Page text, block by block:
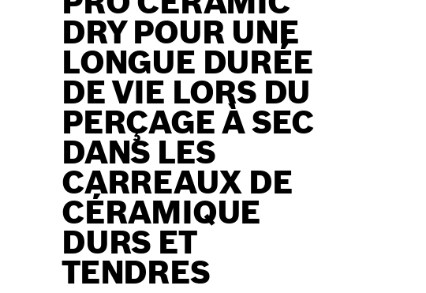
DRY POUR UNE
LONGUE DURÉE
DE VIE LORS DU
PERÇAGE À SEC
DANS LES
CARREAUX DE
CÉRAMIQUE
DURS ET
TENDRES